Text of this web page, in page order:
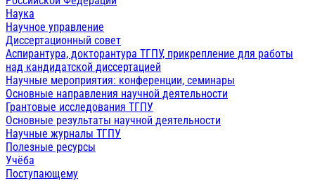
Наука
Научное управление
Диссертационный совет
Аспирантура, докторантура ТГПУ, прикрепление для работы
над кандидатской диссертацией
Научные мероприятия: конференции, семинары
Основные направления научной деятельности
Грантовые исследования ТГПУ
Основные результаты научной деятельности
Научные журналы ТГПУ
Полезные ресурсы
Учёба
Поступающему